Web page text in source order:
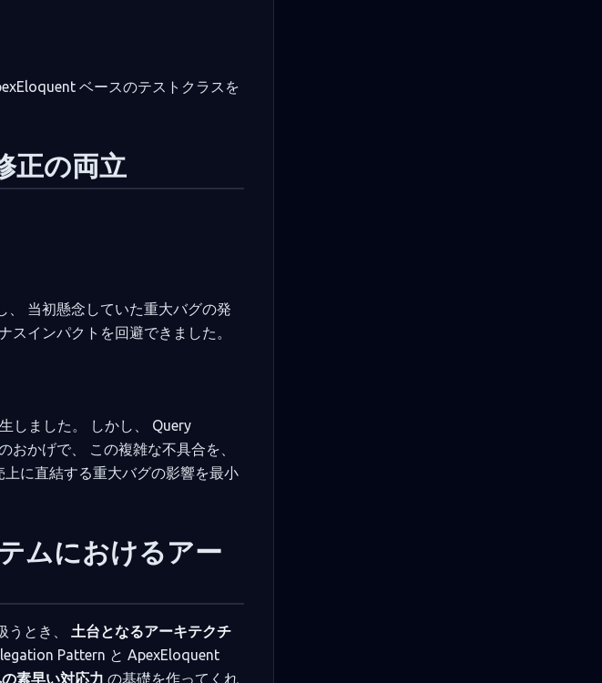
ベースのテストクラスを
正の両立
、 当初懸念していた重大バグの発
インパクトを回避できました。
しました。 しかし、 Query
かげで、 この複雑な不具合を、
に直結する重大バグの影響を最小
ムにおけるアー
うとき、 土台となるアーキテクチ
Pattern と ApexEloquent
素早い対応力 の基礎を作ってくれ